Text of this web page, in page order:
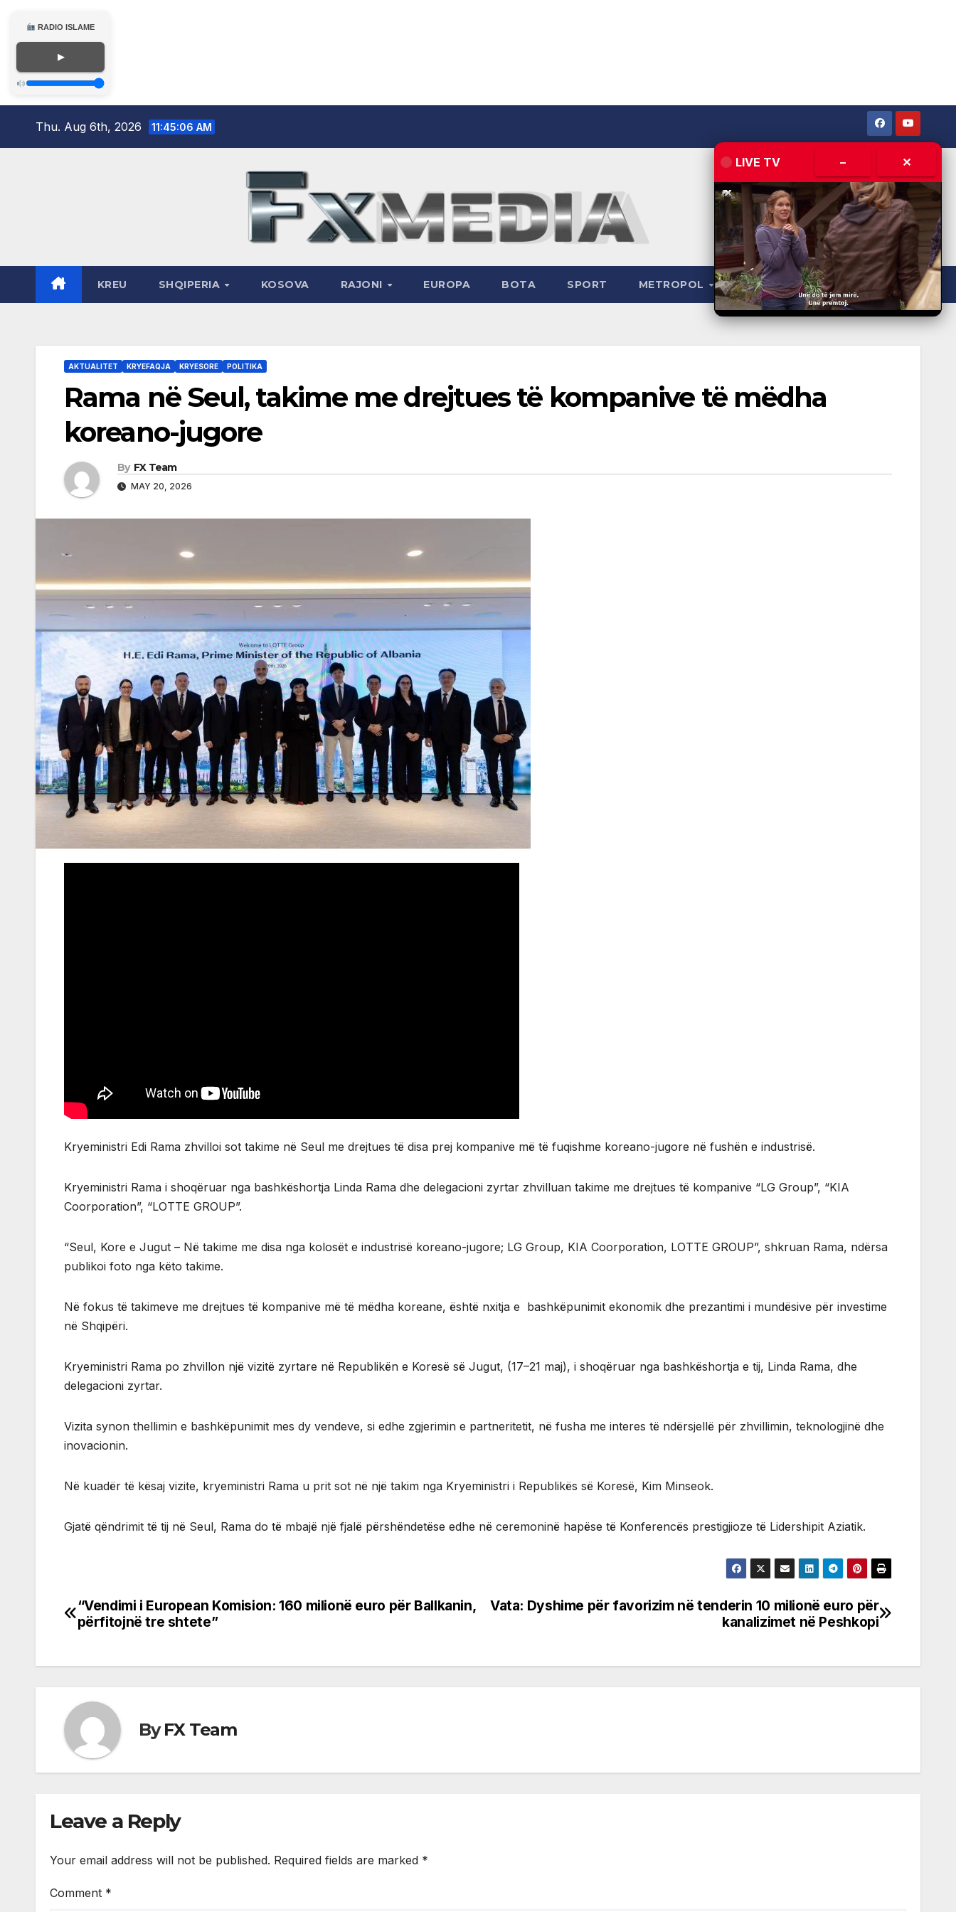
RADIO ISLAME
▶
Thu. Aug 6th, 2026 11:45:07 AM
KREU SHQIPERIA KOSOVA RAJONI EUROPA BOTA SPORT METROPOL LIVE
AKTUALITET KRYEFAQJA KRYESORE POLITIKA
Rama në Seul, takime me drejtues të kompanive të mëdha
koreano-jugore
By FX Team
MAY 20, 2026
Kryeministri Edi Rama zhvilloi sot takime në Seul me drejtues të disa prej kompanive më të fuqishme koreano-jugore në fushën e industrisë.
Kryeministri Rama i shoqëruar nga bashkëshortja Linda Rama dhe delegacioni zyrtar zhvilluan takime me drejtues të kompanive “LG Group”, “KIA
Coorporation”, “LOTTE GROUP”.
“Seul, Kore e Jugut – Në takime me disa nga kolosët e industrisë koreano-jugore; LG Group, KIA Coorporation, LOTTE GROUP”, shkruan Rama, ndërsa
publikoi foto nga këto takime.
Në fokus të takimeve me drejtues të kompanive më të mëdha koreane, është nxitja e bashkëpunimit ekonomik dhe prezantimi i mundësive për investime
në Shqipëri.
Kryeministri Rama po zhvillon një vizitë zyrtare në Republikën e Koresë së Jugut, (17–21 maj), i shoqëruar nga bashkëshortja e tij, Linda Rama, dhe
delegacioni zyrtar.
Vizita synon thellimin e bashkëpunimit mes dy vendeve, si edhe zgjerimin e partneritetit, në fusha me interes të ndërsjellë për zhvillimin, teknologjinë dhe
inovacionin.
Në kuadër të kësaj vizite, kryeministri Rama u prit sot në një takim nga Kryeministri i Republikës së Koresë, Kim Minseok.
Gjatë qëndrimit të tij në Seul, Rama do të mbajë një fjalë përshëndetëse edhe në ceremoninë hapëse të Konferencës prestigjioze të Lidershipit Aziatik.
Post
Vata: Dyshime për favorizim në tenderin 10 milionë euro për
kanalizimet në Peshkopi
“Vendimi i European Komision: 160 milionë euro për Ballkanin,
përfitojnë tre shtete”
ByFX Team
Leave a Reply
Your email address will not be published. Required fields are marked *
Comment *
LIVE TV – ✕